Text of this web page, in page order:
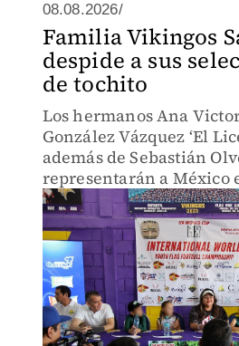
08.08.2026/
Familia Vikingos
despide a sus
de tochito
Los hermanos Ana
González Vázquez ‘El
además de Sebastián
representarán a México
International World
Championship.